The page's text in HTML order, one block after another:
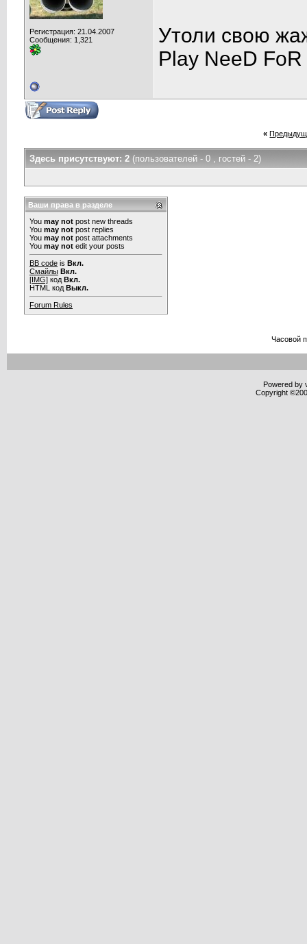
Регистрация: 21.04.2007
Сообщения: 1,321
Утоли свою
Play NeeD
«
Здесь присутствуют: 2 (пользователей - 0 , гостей - 2)
Ваши права в разделе
You may not post new threads
You may not post replies
You may not post attachments
You may not edit your posts
BB code is Вкл.
Смайлы Вкл.
[IMG] код Вкл.
HTML код Выкл.
Forum Rules
Часовой
Powered by
Copyright